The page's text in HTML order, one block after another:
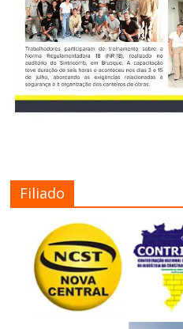
Filiado